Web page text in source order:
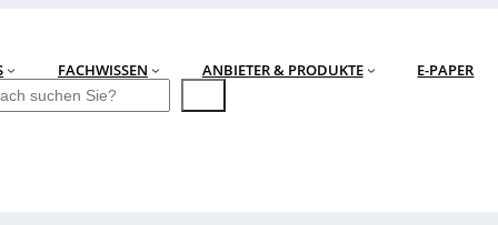
FACHWISSEN ANBIETER & PRODUKTE E-PAPER